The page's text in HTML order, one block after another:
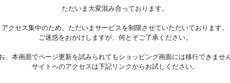
ただいま大変混み合っております。
アクセス集中のため、ただいまサービスを制限させていただいております。
ご迷惑をおかけしますが、何とぞご了承ください。
、本画面でページ更新を試みられてもショッピング画面には移行できませ
サイトへのアクセスは下記リンクからお試しください。